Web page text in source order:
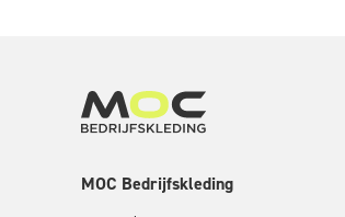
MOC Bedrijfskleding